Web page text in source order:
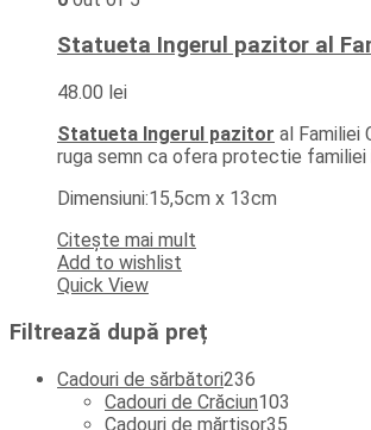
Statueta Ingerul pazitor al
48.00 lei
Statueta Ingerul pazitor al Familiei
ruga semn ca ofera protectie
Dimensiuni:15,5cm x 13cm
Citește mai mult
Add to wishlist
Quick View
Filtrează după preț
Cadouri de sărbători236
de
produse
Cadouri de Crăciun103
Cadouri de mărțișor35